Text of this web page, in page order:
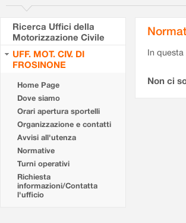
Ricerca Uffici della
Motorizzazione Civile
UFF. MOT. CIV. DI
FROSINONE
Home Page
Dove siamo
Orari apertura sportelli
Organizzazione e contatti
Avvisi all'utenza
Normative
Turni operativi
Richiesta
informazioni/Contatta
l'ufficio
In
Non ci